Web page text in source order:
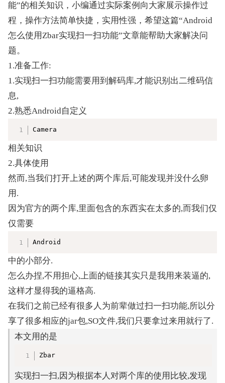
能”的相关知识，小编通过实际案例向大家展示操作过
程，操作方法简单快捷，实用性强，希望这篇“Android
怎么使用Zbar实现扫一扫功能”文章能帮助大家解决问
题。
1.准备工作:
1.实现扫一扫功能需要用到解码库,才能识别出二维码信
息,
2.熟悉Android自定义
Camera
相关知识
2.具体使用
然而,当我们打开上述的两个库后,可能发现并没什么卵
用.
因为官方的两个库,里面包含的东西实在太多的,而我们仅
仅需要
Android
中的小部分.
怎么办捏,不用担心,上面的链接其实只是我用来装逼的,
这样才显得我的逼格高.
在我们之前已经有很多人为前辈做过扫一扫功能,所以分
享了很多相应的jar包,SO文件,我们只要拿过来用就行了.
本文用的是
Zbar
实现扫一扫,因为根据本人对两个库的使用比较,发现